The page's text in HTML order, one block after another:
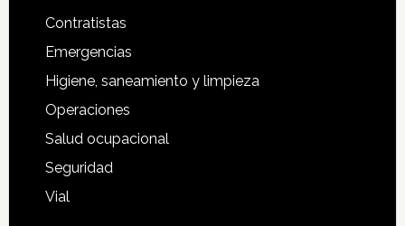
Contratistas
Emergencias
Higiene, saneamiento y limpieza
Operaciones
Salud ocupacional
Seguridad
Vial